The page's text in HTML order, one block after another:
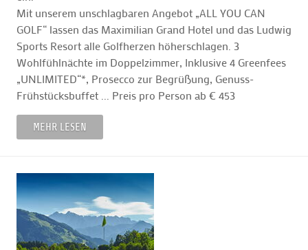
Mit unserem unschlagbaren Angebot „ALL YOU CAN
GOLF“ lassen das Maximilian Grand Hotel und das Ludwig
Sports Resort alle Golfherzen höherschlagen. 3
Wohlfühlnächte im Doppelzimmer, Inklusive 4 Greenfees
„UNLIMITED“*, Prosecco zur Begrüßung, Genuss-
Frühstücksbuffet ... Preis pro Person ab € 453
MEHR LESEN